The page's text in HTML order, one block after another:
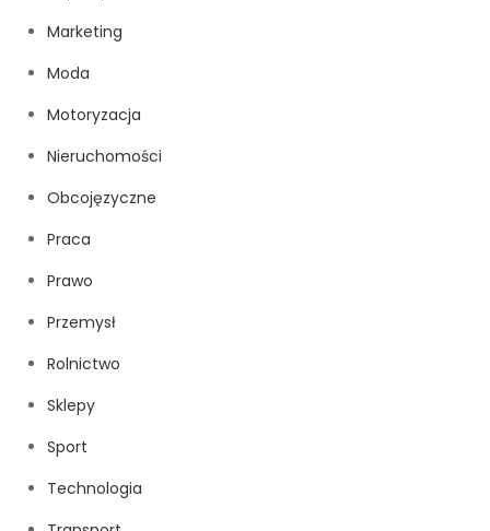
Marketing
Moda
Motoryzacja
Nieruchomości
Obcojęzyczne
Praca
Prawo
Przemysł
Rolnictwo
Sklepy
Sport
Technologia